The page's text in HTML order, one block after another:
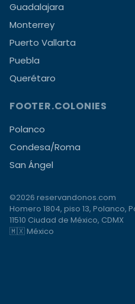
Guadalajara
Monterrey
Puerto Vallarta
Puebla
Querétaro
FOOTER.COLONIES
Polanco
Condesa/Roma
San Ángel
©2026 reservandonos.com
Homero 1804, piso 13, Polanco,
11510 Ciudad de México, CDMX
🇲🇽 México